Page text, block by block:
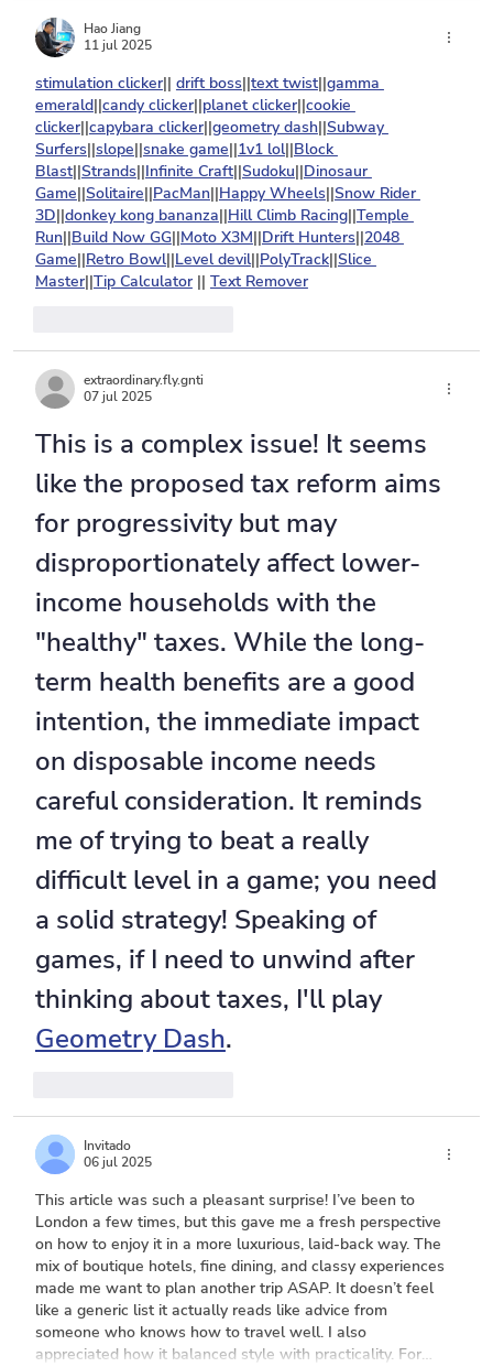
Hao Jiang
11 jul 2025
stimulation clicker|| drift boss||text twist||gamma
emerald||candy clicker||planet clicker||cookie
clicker||capybara clicker||geometry dash||Subway
Surfers||slope||snake game||1v1 lol||Block
Blast||Strands||Infinite Craft||Sudoku||Dinosaur
Game||Solitaire||PacMan||Happy Wheels||Snow Rider
3D||donkey kong bananza||Hill Climb Racing||Temple
Run||Build Now GG||Moto X3M||Drift Hunters||2048
Game||Retro Bowl||Level devil||PolyTrack||Slice
Master||Tip Calculator || Text Remover
extraordinary.fly.gnti
07 jul 2025
This is a complex issue! It seems
like the proposed tax reform aims
for progressivity but may
disproportionately affect lower-
income households with the
"healthy" taxes. While the long-
term health benefits are a good
intention, the immediate impact
on disposable income needs
careful consideration. It reminds
me of trying to beat a really
difficult level in a game; you need
a solid strategy! Speaking of
games, if I need to unwind after
thinking about taxes, I'll play
Geometry Dash.
Invitado
06 jul 2025
This article was such a pleasant surprise! I’ve been to
London a few times, but this gave me a fresh perspective
on how to enjoy it in a more luxurious, laid-back way. The
mix of boutique hotels, fine dining, and classy experiences
made me want to plan another trip ASAP. It doesn’t feel
like a generic list it actually reads like advice from
someone who knows how to travel well. I also
appreciated how it balanced style with practicality. For…